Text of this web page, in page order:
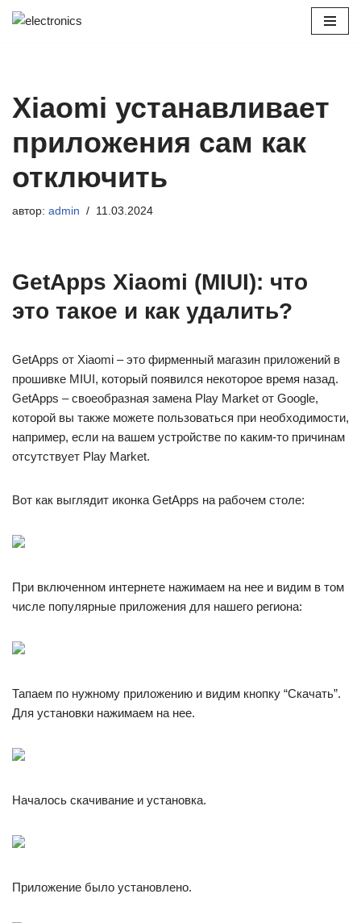
Xiaomi устанавливает
приложения сам как
отключить
автор: admin 11.03.2024
GetApps Xiaomi (MIUI): что
это такое и как удалить?
GetApps от Xiaomi – это фирменный магазин приложений в
прошивке MIUI, который появился некоторое время назад.
GetApps – своеобразная замена Play Market от Google,
которой вы также можете пользоваться при необходимости,
например, если на вашем устройстве по каким-то причинам
отсутствует Play Market.
Вот как выглядит иконка GetApps на рабочем столе:
При включенном интернете нажимаем на нее и видим в том
числе популярные приложения для нашего региона:
Тапаем по нужному приложению и видим кнопку “Скачать”.
Для установки нажимаем на нее.
Началось скачивание и установка.
Приложение было установлено.